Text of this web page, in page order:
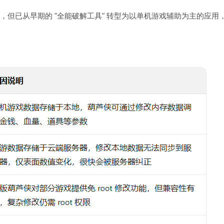
但已从早期的 "全能破解工具" 转型为以单机游戏辅助为主的应用